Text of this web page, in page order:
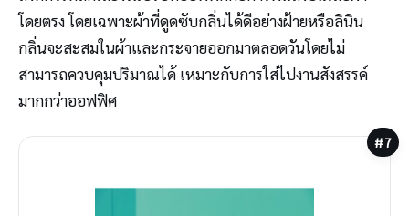
โดยตรง โดยเฉพาะผ้าที่ดูดซับกลิ่นได้ดีอย่างฝ้ายหรือลินิน
กลิ่นจะสะสมในผ้าและกระจายออกมาตลอดวันโดยไม่
สามารถควบคุมปริมาณได้ เหมาะกับการใส่ไปงานสังสรรค์
มากกว่าออฟฟิศ
#7